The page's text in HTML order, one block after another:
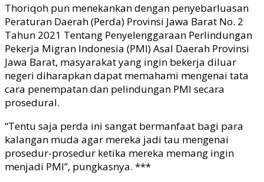
Thoriqoh pun menekankan dengan penyebarluasan
Peraturan Daerah (Perda) Provinsi Jawa Barat No. 2
Tahun 2021 Tentang Penyelenggaraan Perlindungan
Pekerja Migran Indonesia (PMI) Asal Daerah Provinsi
Jawa Barat, masyarakat yang ingin bekerja diluar
negeri diharapkan dapat memahami mengenai tata
cara penempatan dan pelindungan PMI secara
prosedural.
“Tentu saja perda ini sangat bermanfaat bagi para
kalangan muda agar mereka jadi tau mengenai
prosedur-prosedur ketika mereka memang ingin
menjadi PMI”, pungkasnya. ***